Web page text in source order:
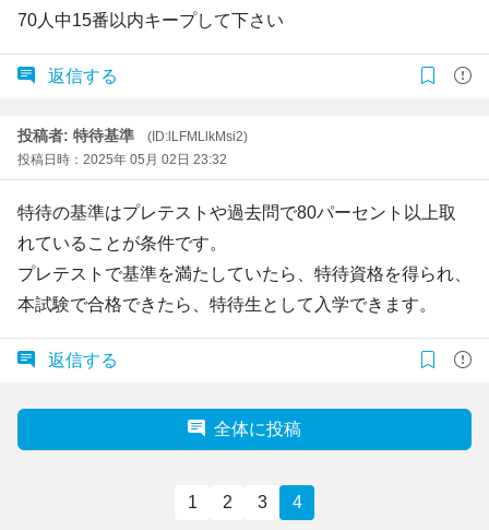
70人中15番以内キープして下さい
返信する
投稿者: 特待基準
(ID:lLFMLlkMsi2)
投稿日時：2025年 05月 02日 23:32
特待の基準はプレテストや過去問で80パーセント以上取
れていることが条件です。
プレテストで基準を満たしていたら、特待資格を得られ、
本試験で合格できたら、特待生として入学できます。
返信する
全体に投稿
1 2 3 4